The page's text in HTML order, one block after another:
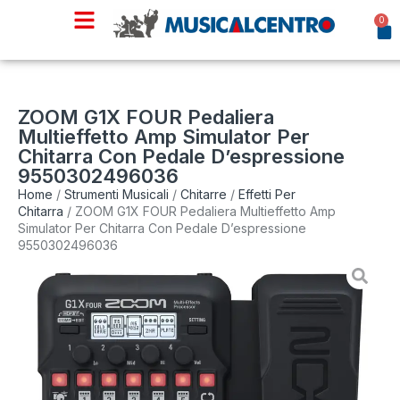
0
ZOOM G1X FOUR Pedaliera
Multieffetto Amp Simulator Per
Chitarra Con Pedale D’espressione
9550302496036
Home / Strumenti Musicali / Chitarre / Effetti Per
Chitarra / ZOOM G1X FOUR Pedaliera Multieffetto Amp
Simulator Per Chitarra Con Pedale D’espressione
9550302496036